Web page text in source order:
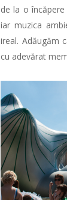
de la o
iar muzica
ireal. Adăugăm
cu adevărat